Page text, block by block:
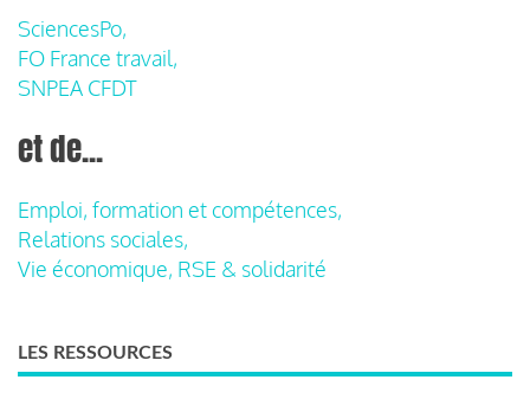
SciencesPo,
FO France travail,
SNPEA CFDT
et de...
Emploi, formation et compétences,
Relations sociales,
Vie économique, RSE & solidarité
LES RESSOURCES